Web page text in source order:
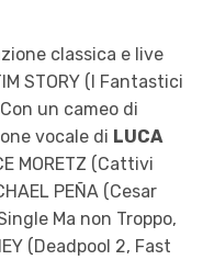
classica e live
STORY (I Fantastici
un cameo di
vocale di LUCA
MORETZ (Cattivi
PEÑA (Cesar
Ma non Troppo,
(Deadpool 2, Fast